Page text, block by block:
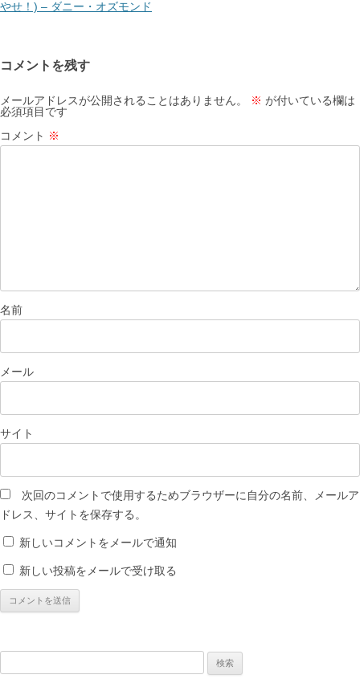
ー
ン
やせ！) – ダニー・オズモンド
コメントを残す
メールアドレスが公開されることはありません。 ※ が付いている欄は
必須項目です
コメント ※
名前
メール
サイト
次回のコメントで使用するためブラウザーに自分の名前、メールア
ドレス、サイトを保存する。
新しいコメントをメールで通知
新しい投稿をメールで受け取る